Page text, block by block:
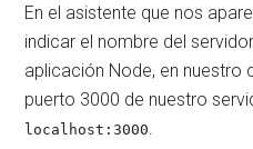
En el asistente que nos
indicar el nombre del
aplicación Node, en nuestro
puerto 3000 de nuestro
localhost:3000.